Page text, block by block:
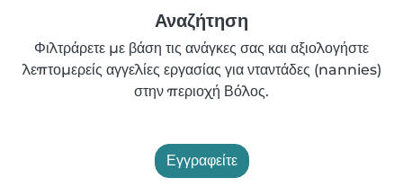
Αναζήτηση
Φιλτράρετε με βάση τις ανάγκες σας και αξιολογήστε
λεπτομερείς αγγελίες εργασίας για νταντάδες (nannies)
στην περιοχή Βόλος.
Εγγραφείτε